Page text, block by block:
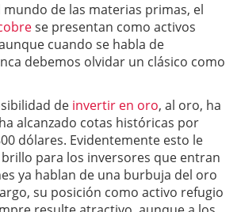
de las materias primas, el
se presentan como activos
cuando se habla de
debemos olvidar un clásico como
de invertir en oro, al oro, ha
alcanzado cotas históricas por
dólares. Evidentemente esto le
para los inversores que entran
ya hablan de una burbuja del oro
su posición como activo refugio